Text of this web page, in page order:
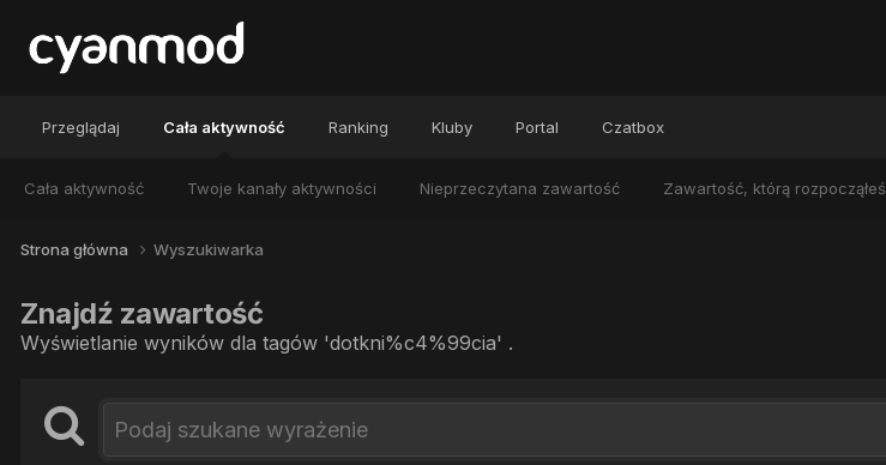
Przeglądaj Cała aktywność
Cała aktywność Twoje kanały aktywności Nieprzeczytana zawartość Zawartość, którą rozpocząłeś
Ranking Kluby Portal Czatbox
Strona główna Wyszukiwarka
Znajdź zawartość
Wyświetlanie wyników dla tagów 'dotkni%c4%99cia' .